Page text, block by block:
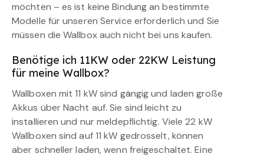
möchten – es ist keine Bindung an bestimmte
Modelle für unseren Service erforderlich und Sie
müssen die Wallbox auch nicht bei uns kaufen.
Benötige ich 11KW oder 22KW Leistung
für meine Wallbox?
Wallboxen mit 11 kW sind gängig und laden große
Akkus über Nacht auf. Sie sind leicht zu
installieren und nur meldepflichtig. Viele 22 kW
Wallboxen sind auf 11 kW gedrosselt, können
aber schneller laden, wenn freigeschaltet. Eine